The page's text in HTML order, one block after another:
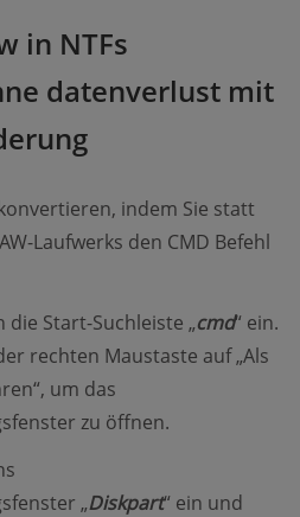
in NTFs
datenverlust mit
indem Sie statt
Laufwerks den CMD Befehl
die Start-Suchleiste „cmd“ ein.
rechten Maustaste auf „Als
um das
zu öffnen.
„Diskpart“ ein und